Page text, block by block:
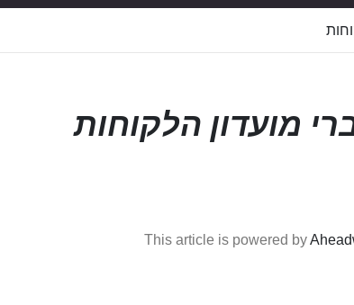
מועדון הלקוחות
This article is powered by